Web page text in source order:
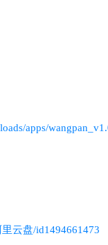
apps/
里云盘/id1494661473